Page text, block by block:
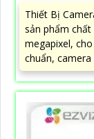
Thiết Bị
sản phẩm
megapixel,
chuẩn, camera